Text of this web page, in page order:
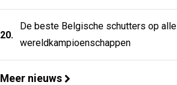
20.
De beste Belgische schutters op alle
wereldkampioenschappen
Meer nieuws